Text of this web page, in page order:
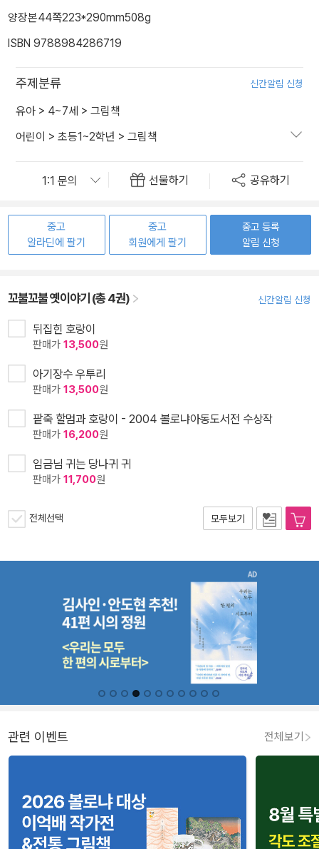
양장본44쪽223*290mm508g
ISBN 9788984286719
주제분류 신간알림 신청
유아 > 4~7세 > 그림책
어린이 > 초등1~2학년 > 그림책
선물하기 공유하기
중고
알라딘에 팔기
중고
회원에게 팔기
중고 등록
알림 신청
꼬불꼬불 옛이야기 (총 4권) 신간알림 신청
뒤집힌 호랑이
판매가 13,500원
아기장수 우투리
판매가 13,500원
팥죽 할멈과 호랑이 - 2004 볼로냐아동도서전 수상작
판매가 16,200원
임금님 귀는 당나귀 귀
판매가 11,700원
전체선택 모두보기
관련 이벤트 전체보기